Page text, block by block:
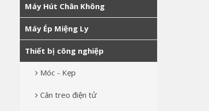
Máy Hút Chân Không
Máy Ép Miệng Ly
Thiết bị công nghiệp
Móc - Kẹp
Cân treo điện tử